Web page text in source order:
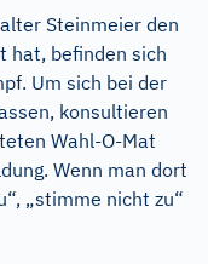
Steinmeier den
hat, befinden sich
Um sich bei der
konsultieren
Wahl-O-Mat
Wenn man dort
„stimme nicht zu“